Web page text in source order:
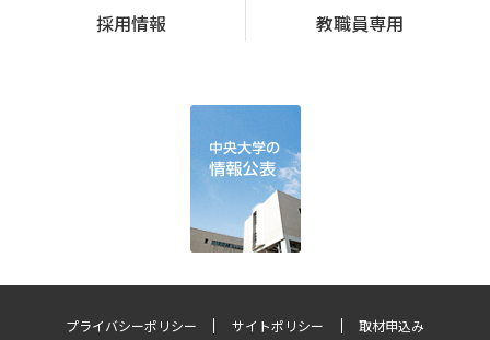
採用情報
教職員専用
プライバシーポリシー サイトポリシー 取材申込み